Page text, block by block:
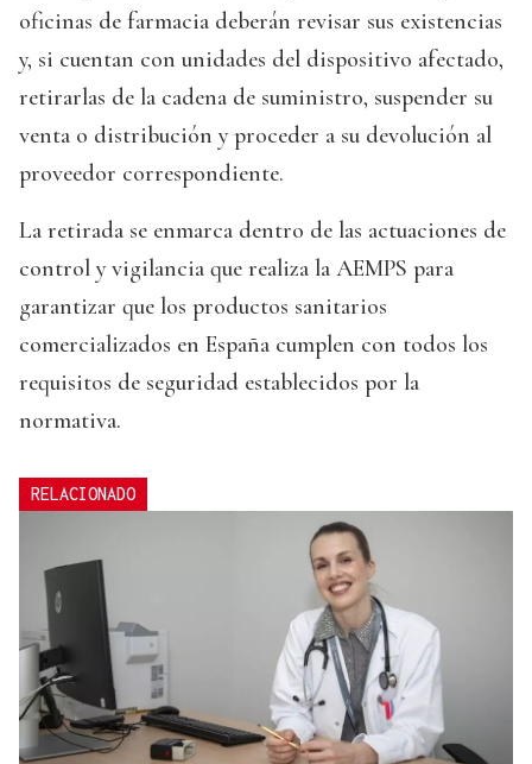
oficinas de farmacia deberán revisar sus existencias
y, si cuentan con unidades del dispositivo afectado,
retirarlas de la cadena de suministro, suspender su
venta o distribución y proceder a su devolución al
proveedor correspondiente.
La retirada se enmarca dentro de las actuaciones de
control y vigilancia que realiza la AEMPS para
garantizar que los productos sanitarios
comercializados en España cumplen con todos los
requisitos de seguridad establecidos por la
normativa.
RELACIONADO